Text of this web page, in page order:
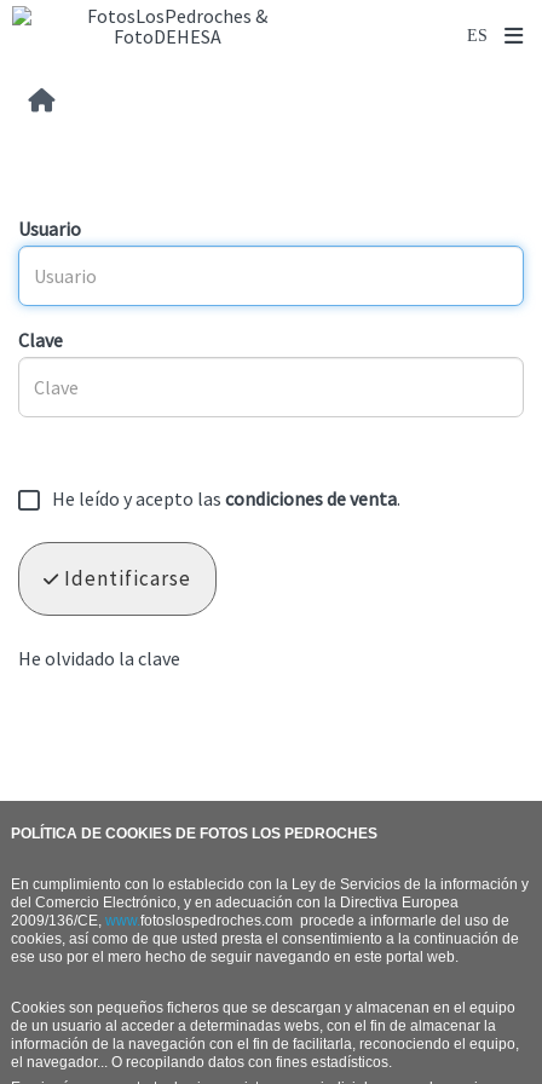
Usuario
Clave
He leído y acepto las condiciones de venta.
Identificarse
He olvidado la clave
POLÍTICA DE COOKIES DE FOTOS LOS PEDROCHES
En cumplimiento con lo establecido con la Ley de Servicios de la información y
del Comercio Electrónico, y en adecuación con la Directiva Europea
2009/136/CE, www.fotoslospedroches.com procede a informarle del uso de
cookies, así como de que usted presta el consentimiento a la continuación de
ese uso por el mero hecho de seguir navegando en este portal web.
Cookies son pequeños ficheros que se descargan y almacenan en el equipo
de un usuario al acceder a determinadas webs, con el fin de almacenar la
información de la navegación con el fin de facilitarla, reconociendo el equipo,
el navegador... O recopilando datos con fines estadísticos.